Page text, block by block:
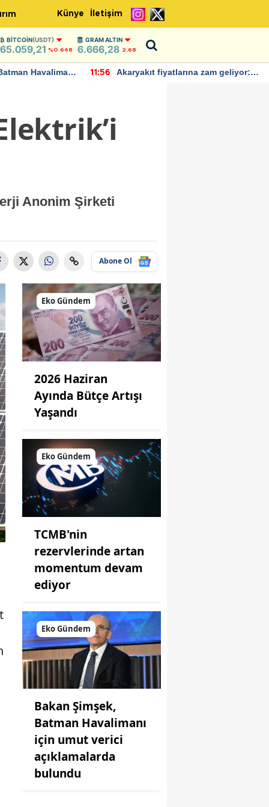
Künye İletişim
BITCOIN(USDT)
65.059,21 %0.648
GRAM ALTIN
6.666,28 2,68
Havalimanı
11:56
Akaryakıt fiyatlarına zam geliyor:
Anonim Şirketi
Abone Ol
Eko Gündem
2026 Haziran
Ayında Bütçe Artışı
Yaşandı
Eko Gündem
TCMB'nin
rezervlerinde artan
momentum devam
ediyor
Eko Gündem
Bakan Şimşek,
Batman Havalimanı
için umut verici
açıklamalarda
bulundu